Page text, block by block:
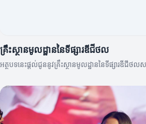
គ្រឹះស្ថានមូលដ្ឋាននៃទីផ្សារឌីជីថល
អត្ថបទនេះផ្តល់ជូននូវគ្រឹះស្ថានមូលដ្ឋាននៃទីផ្សារឌីជីថលស